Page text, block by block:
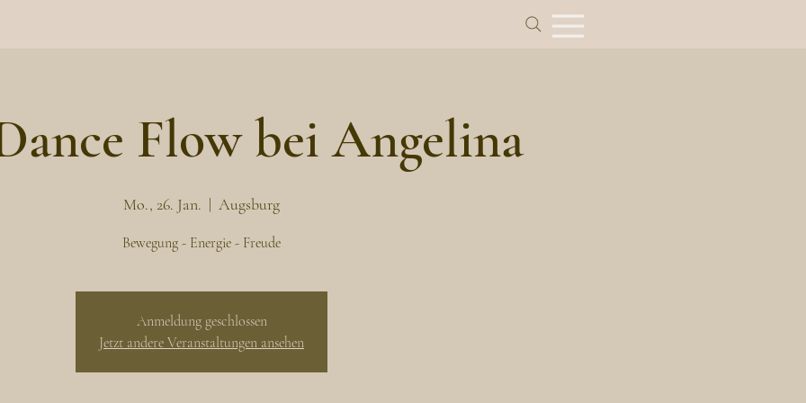
Flow bei Angelina
Mo., 26. Jan.
  |
Augsburg
Bewegung - Energie - Freude
Anmeldung geschlossen
Jetzt andere Veranstaltungen ansehen